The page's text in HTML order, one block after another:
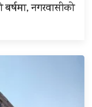
नगरवासीको